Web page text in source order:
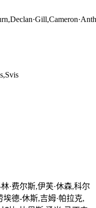
·费尔斯,伊芙·休森,科尔
埃德-休斯,吉姆·帕拉克,